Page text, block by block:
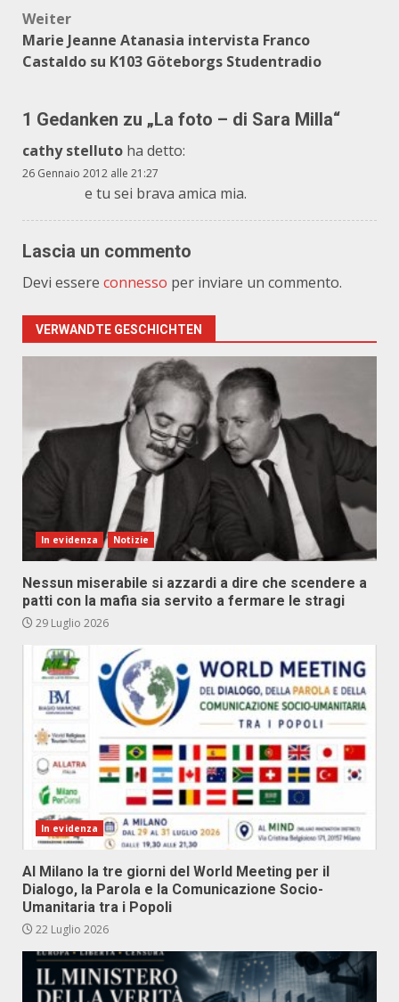
Weiter
Marie Jeanne Atanasia intervista Franco
Castaldo su K103 Göteborgs Studentradio
1 Gedanken zu „La foto – di Sara Milla“
cathy stelluto ha detto:
26 Gennaio 2012 alle 21:27
e tu sei brava amica mia.
Lascia un commento
Devi essere connesso per inviare un commento.
VERWANDTE GESCHICHTEN
In evidenza Notizie
Nessun miserabile si azzardi a dire che scendere a
patti con la mafia sia servito a fermare le stragi
29 Luglio 2026
In evidenza
Al Milano la tre giorni del World Meeting per il
Dialogo, la Parola e la Comunicazione Socio-
Umanitaria tra i Popoli
22 Luglio 2026